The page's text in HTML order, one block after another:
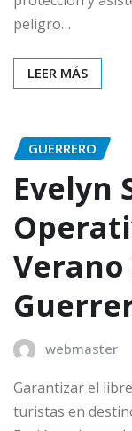
peligro…
LEER MÁS
GUERRERO
Evelyn
Verano
webmaster
Garantizar el
turistas en